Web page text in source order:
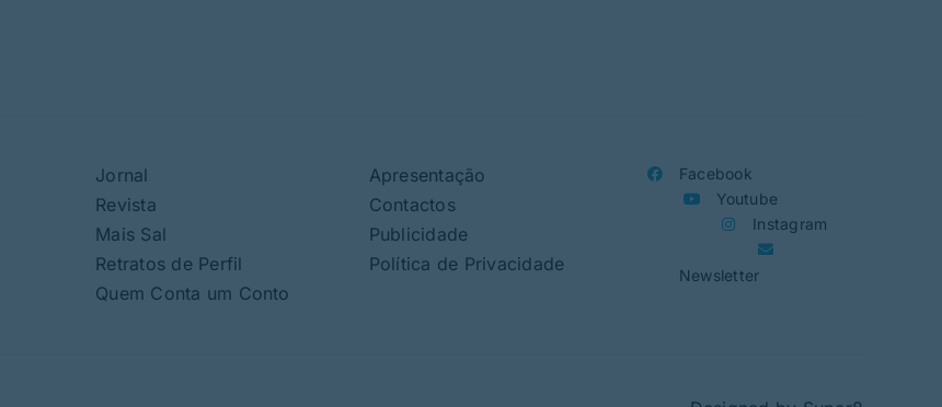
Jornal
Revista
Mais Sal
Retratos de Perfil
Quem Conta um Conto
Apresentação
Contactos
Publicidade
Política de Privacidade
Facebook
Youtube
Instagram
Newsletter